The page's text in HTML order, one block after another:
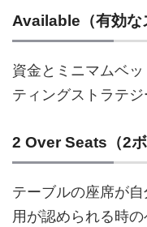
Available（有効な
資金とミニマムベ
ティングストラテジ
2 Over Seats（2ボ
テーブルの座席が
用が認められる時の